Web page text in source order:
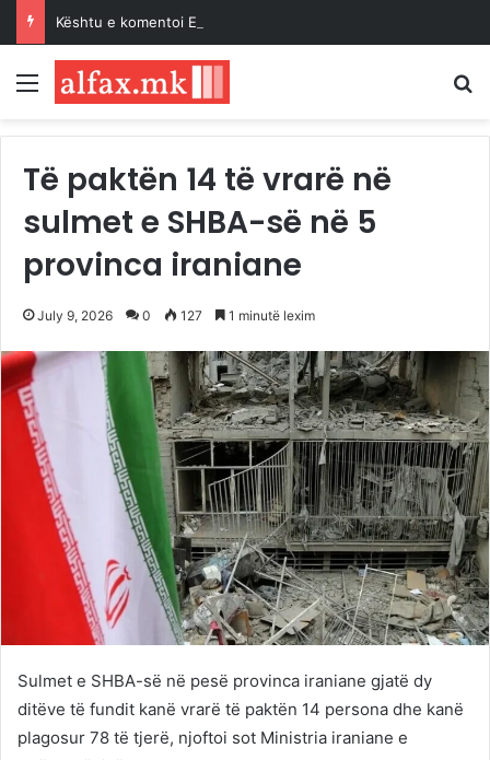
Kështu e komentoi Erdogan Paktin e Mekës…
Menu
Të paktën 14 të vrarë në
sulmet e SHBA-së në 5
provinca iraniane
July 9, 2026 0 127 1 minutë lexim
Sulmet e SHBA-së në pesë provinca iraniane gjatë dy
ditëve të fundit kanë vrarë të paktën 14 persona dhe kanë
plagosur 78 të tjerë, njoftoi sot Ministria iraniane e